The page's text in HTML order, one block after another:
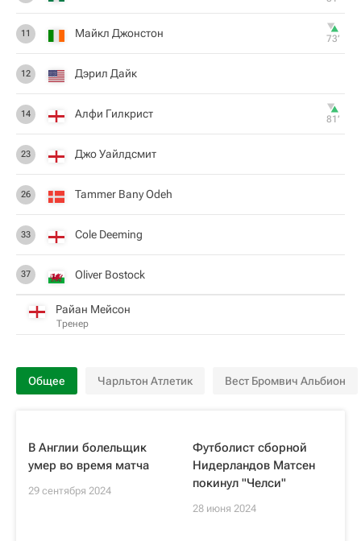
11 Майкл Джонстон 73‎’‎
12 Дэрил Дайк
14 Алфи Гилкрист 81‎’‎
23 Джо Уайлдсмит
26 Tammer Bany Odeh
33 Cole Deeming
37 Oliver Bostock
Райан Мейсон
Тренер
Общее Чарльтон Атлетик Вест Бромвич Альбион
В Англии болельщик
умер во время матча
29 сентября 2024
Футболист сборной
Нидерландов Матсен
покинул "Челси"
28 июня 2024